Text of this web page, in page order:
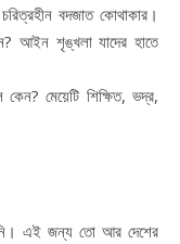
বদজাত কোথাকার।
আইন শৃঙ্খলা যাদের হাতে
মেয়েটি শিক্ষিত, ভদ্র,
এই জন্য তো আর দেশের